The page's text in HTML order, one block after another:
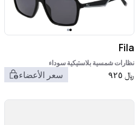
Fila
نظارات شمسية بلاستيكية سوداء
﷼ ٩٢٥ سعر الأعضاء